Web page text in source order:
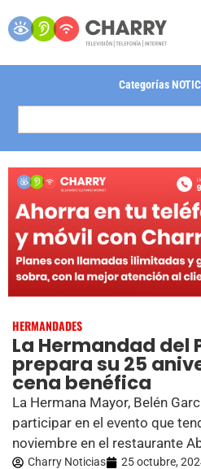
Categorías
HERMANDADES
La Hermandad del
prepara su 25
cena benéfica
La Hermana Mayor, Belén
participar en el evento que
noviembre en el restaurante
Charry Noticias 25 octubre,